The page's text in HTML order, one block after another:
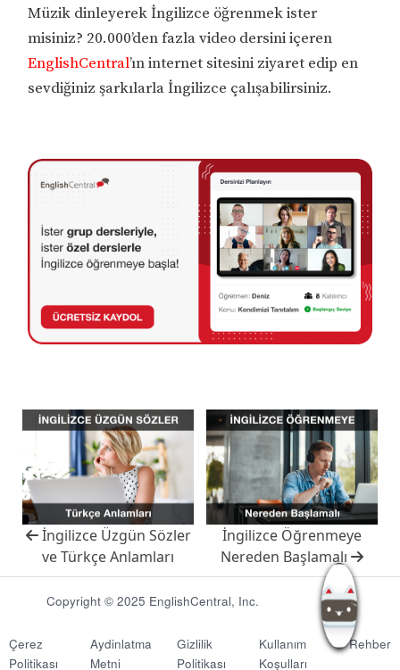
Müzik dinleyerek İngilizce öğrenmek ister
misiniz? 20.000’den fazla video dersini içeren
EnglishCentral’ın internet sitesini ziyaret edip en
sevdiğiniz şarkılarla İngilizce çalışabilirsiniz.
İngilizce Üzgün Sözler
ve Türkçe Anlamları
İngilizce Öğrenmeye
Nereden Başlamalı
Copyright © 2025 EnglishCentral, Inc.
Çerez
Politikası
Aydinlatma
Metni
Gizlilik
Politikası
Kullanım
Koşulları
Rehber